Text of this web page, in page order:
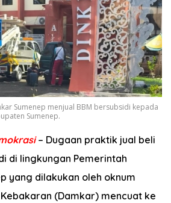
Sumenep menjual BBM bersubsidi kepada
Sumenep.
– Dugaan praktik jual beli
di lingkungan Pemerintah
yang dilakukan oleh oknum
(Damkar) mencuat ke